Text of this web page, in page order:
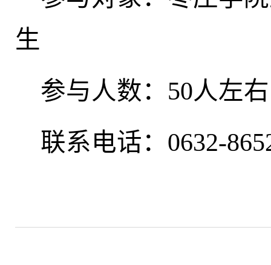
生
参与人数：50人左右
联系电话：0632-